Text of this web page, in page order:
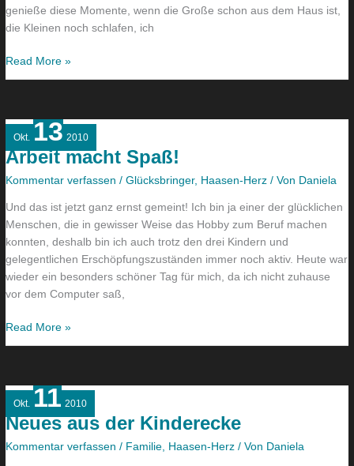
genieße diese Momente, wenn die Große schon aus dem Haus ist,
die Kleinen noch schlafen, ich
Read More »
Okt. 13 2010
Arbeit macht Spaß!
Kommentar verfassen /Glücksbringer, Haasen-Herz / Von Daniela
Und das ist jetzt ganz ernst gemeint! Ich bin ja einer der glücklichen
Menschen, die in gewisser Weise das Hobby zum Beruf machen
konnten, deshalb bin ich auch trotz den drei Kindern und
gelegentlichen Erschöpfungszuständen immer noch aktiv. Heute war
wieder ein besonders schöner Tag für mich, da ich nicht zuhause
vor dem Computer saß,
Arbeit
macht
Spaß!
Read More »
Okt. 11 2010
Neues aus der Kinderecke
Kommentar verfassen / Familie, Haasen-Herz / Von Daniela
Neues
aus
der
Kinderecke